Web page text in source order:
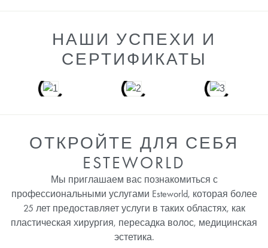
НАШИ УСПЕХИ И
СЕРТИФИКАТЫ
ОТКРОЙТЕ ДЛЯ СЕБЯ
ESTEWORLD
Мы приглашаем вас познакомиться с
профессиональными услугами Esteworld, которая более
25 лет предоставляет услуги в таких областях, как
пластическая хирургия, пересадка волос, медицинская
эстетика.